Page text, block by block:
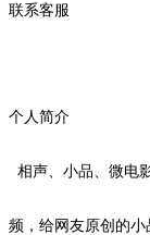
联系客服
个人简介
相声、小品、微电
频，给网友原创 的小